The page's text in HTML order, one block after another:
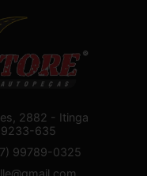
2882 - Itinga
635
99789-0325